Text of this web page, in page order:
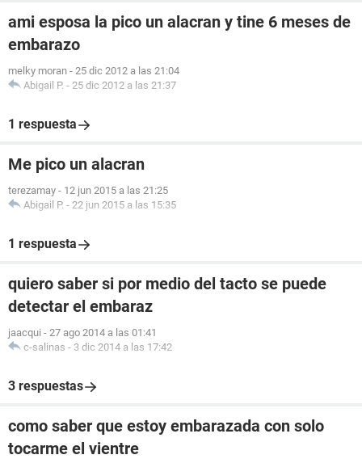
ami esposa la pico un alacran y tine 6 meses de
embarazo
melky moran - 25 dic 2012 a las 21:04
Abigail P. - 25 dic 2012 a las 21:37
1 respuesta
Me pico un alacran
terezamay - 12 jun 2015 a las 21:25
Abigail P. - 22 jun 2015 a las 15:35
1 respuesta
quiero saber si por medio del tacto se puede
detectar el embaraz
jaacqui - 27 ago 2014 a las 01:41
c-salinas - 3 dic 2014 a las 17:42
3 respuestas
como saber que estoy embarazada con solo
tocarme el vientre